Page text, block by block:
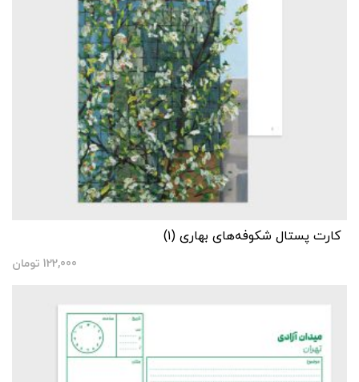
کارت پستال شکوفه‌های بهاری (۱)
122,000 تومان